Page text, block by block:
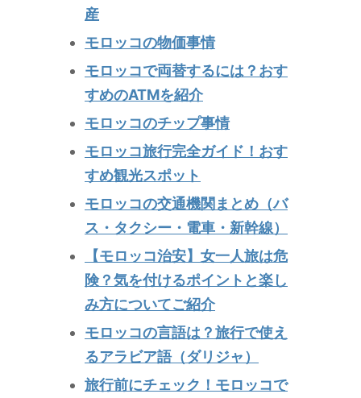
産
モロッコの物価事情
モロッコで両替するには？おす
すめのATMを紹介
モロッコのチップ事情
モロッコ旅行完全ガイド！おす
すめ観光スポット
モロッコの交通機関まとめ（バ
ス・タクシー・電車・新幹線）
【モロッコ治安】女一人旅は危
険？気を付けるポイントと楽し
み方についてご紹介
モロッコの言語は？旅行で使え
るアラビア語（ダリジャ）
旅行前にチェック！モロッコで